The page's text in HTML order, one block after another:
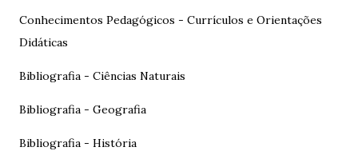
Conhecimentos Pedagógicos - Currículos e Orientações
Didáticas
Bibliografia - Ciências Naturais
Bibliografia - Geografia
Bibliografia - História